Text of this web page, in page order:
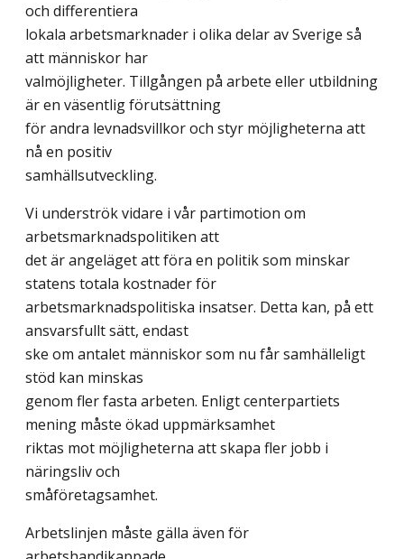
och differentiera
lokala arbetsmarknader i olika delar av Sverige så
att människor har
valmöjligheter. Tillgången på arbete eller utbildning
är en väsentlig förutsättning
för andra levnadsvillkor och styr möjligheterna att
nå en positiv
samhällsutveckling.
Vi underströk vidare i vår partimotion om
arbetsmarknadspolitiken att
det är angeläget att föra en politik som minskar
statens totala kostnader för
arbetsmarknadspolitiska insatser. Detta kan, på ett
ansvarsfullt sätt, endast
ske om antalet människor som nu får samhälleligt
stöd kan minskas
genom fler fasta arbeten. Enligt centerpartiets
mening måste ökad uppmärksamhet
riktas mot möjligheterna att skapa fler jobb i
näringsliv och
småföretagsamhet.
Arbetslinjen måste gälla även för